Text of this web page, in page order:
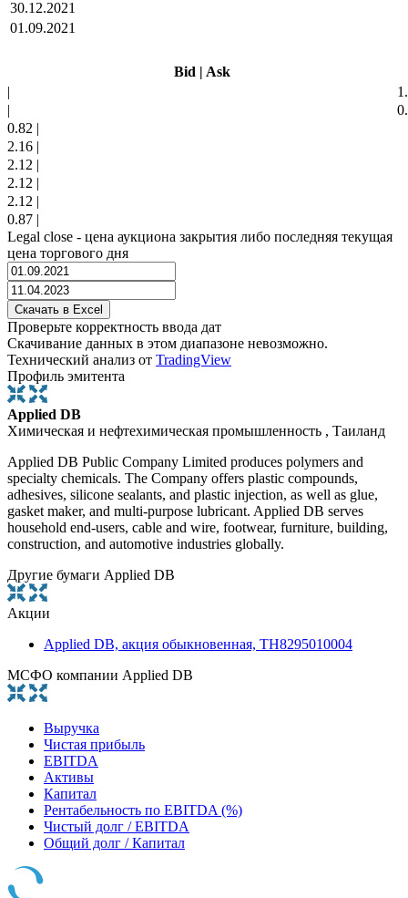
30.12.2021
01.09.2021
Bid | Ask
|
|
0.82 |
2.16 |
2.12 |
2.12 |
2.12 |
0.87 |
Legal close - цена аукциона закрытия либо последняя текущая
цена торгового дня
Проверьте корректность ввода дат
Скачивание данных в этом диапазоне невозможно.
Технический анализ от TradingView
Профиль эмитента
Applied DB
Химическая и нефтехимическая промышленность , Таиланд
Applied DB Public Company Limited produces polymers and
specialty chemicals. The Company offers plastic compounds,
adhesives, silicone sealants, and plastic injection, as well as glue,
gasket maker, and multi-purpose lubricant. Applied DB serves
household end-users, cable and wire, footwear, furniture, building,
construction, and automotive industries globally.
Другие бумаги Applied DB
Акции
Applied DB, акция обыкновенная, TH8295010004
МСФО компании Applied DB
Выручка
Чистая прибыль
EBITDA
Активы
Капитал
Рентабельность по EBITDA (%)
Чистый долг / EBITDA
Общий долг / Капитал